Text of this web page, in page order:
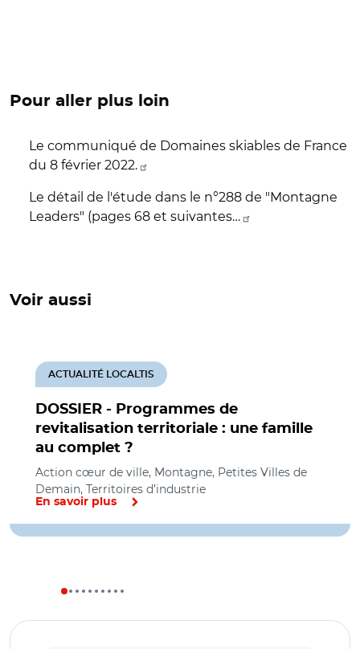
Pour aller plus loin
Le communiqué de Domaines skiables de France
du 8 février 2022.
Le détail de l'étude dans le n°288 de "Montagne
Leaders" (pages 68 et suivantes…
Voir aussi
DOSSIER - Programmes de
revitalisation territoriale : une famille
au complet ?
ACTUALITÉ LOCALTIS
Action cœur de ville, Montagne, Petites Villes de
Demain, Territoires d’industrie
En savoir plus